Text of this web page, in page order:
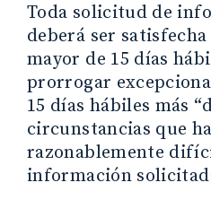
Toda solicitud de
deberá ser
mayor de 15 días
prorrogar
15 días hábiles más
circunstancias que
razonablemente
información